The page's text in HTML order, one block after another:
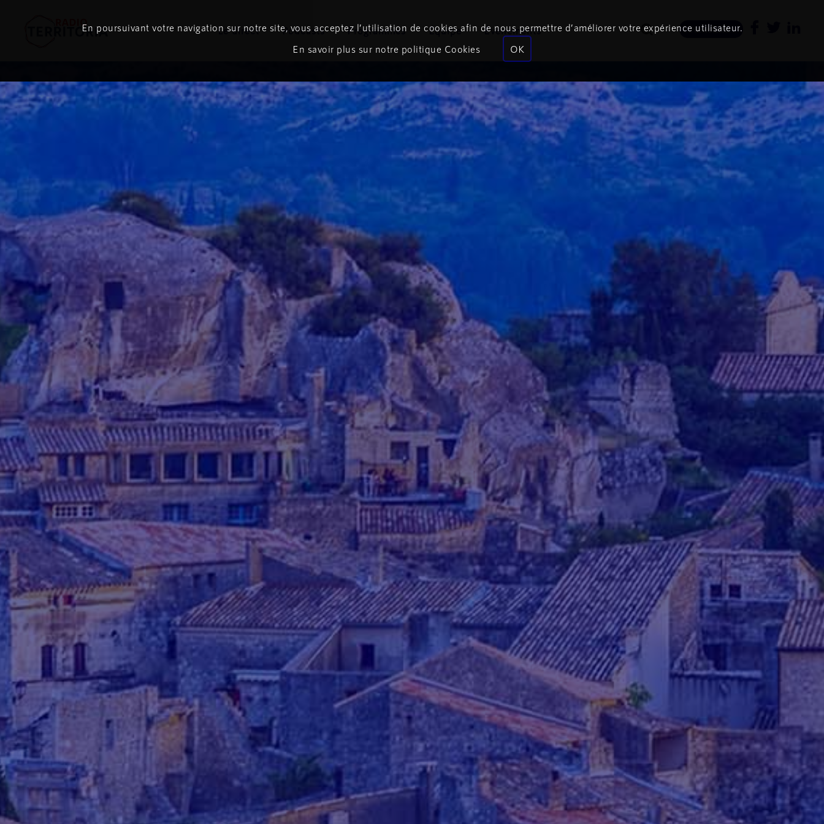
Newsletter
Le direct Podcasts Programmes Équipe Événements
En poursuivant votre navigation sur notre site, vous acceptez l’utilisation de cookies afin de nous permettre d’améliorer votre expérience utilisateur.
En savoir plus sur notre politique Cookies
OK